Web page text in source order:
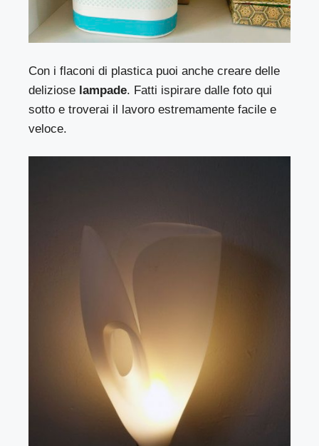
Con i flaconi di plastica puoi anche creare delle
deliziose lampade. Fatti ispirare dalle foto qui
sotto e troverai il lavoro estremamente facile e
veloce.